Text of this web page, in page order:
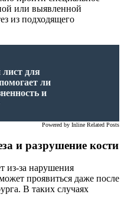
или выявленной
из подходящего
для
ли
и
Powered by Inline Related Posts
и разрушение кости
из-за нарушения
проявиться даже после
В таких случаях